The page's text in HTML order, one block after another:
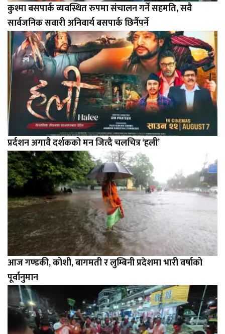
कुश्मा बसपार्क व्यवस्थित रुपमा संचालन गर्ने सहमति, सवै
सार्वजनिक सवारी अनिवार्य बसपार्क छिर्नैपर्ने
प्रर्दशन अगावै दर्शकको मन जित्दै चलचित्र ‘हली’
आज गण्डकी, कोशी, बागमती र लुम्बिनी प्रदेशमा भारी वर्षाको
पूर्वानुमान